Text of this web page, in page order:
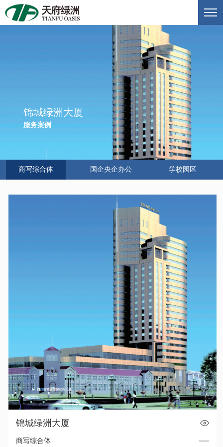
锦城绿洲大厦
服务案例
商写综合体 国企央企办公 学校园区
锦城绿洲大厦
商写综合体